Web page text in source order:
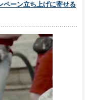
ペーン立ち上げに寄せる